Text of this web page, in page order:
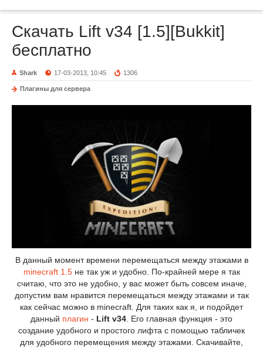
Скачать Lift v34 [1.5][Bukkit]
бесплатно
Shark 17-03-2013, 10:45 1306
Плагины для сервера
В данный момент времени перемещаться между этажами в
minecraft 1.5не так уж и удобно. По-крайней мере я так
считаю, что это не удобно, у вас может быть совсем иначе,
допустим вам нравится перемещаться между этажами и так
как сейчас можно в minecraft. Для таких как я, и подойдет
данный плагин - Lift v34 . Его главная функция - это
создание удобного и простого лифта с помощью табличек
для удобного перемещения между этажами. Скачивайте,